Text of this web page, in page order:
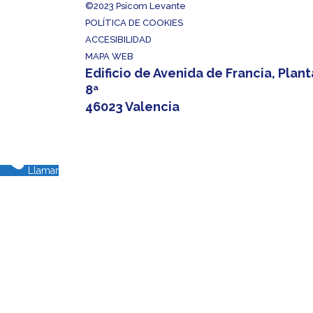
©2023 Psicom Levante
POLÍTICA DE COOKIES
ACCESIBILIDAD
MAPA WEB
Edificio de Avenida de Francia,
8ª
46023 Valencia
Llamar